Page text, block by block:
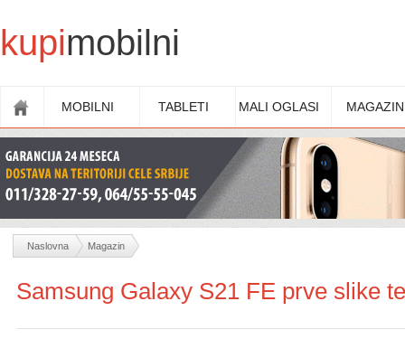
kupimobilni
MOBILNI TABLETI MALI OGLASI MAGAZIN
Naslovna Magazin
Samsung Galaxy S21 FE prve slike